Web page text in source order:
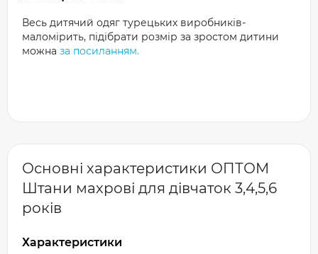
Весь дитячий одяг турецьких виробників-
маломірить, підібрати розмір за зростом дитини
можна за посиланням.
Основні характеристики ОПТОМ
Штани махрові для дівчаток 3,4,5,6
років
Характеристики